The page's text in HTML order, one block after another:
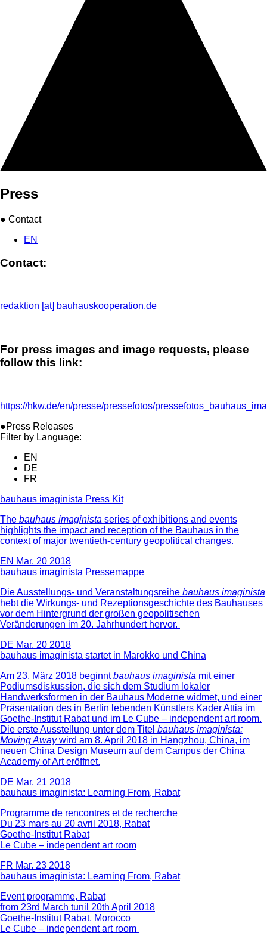
Press
● Contact
EN
Contact:
redaktion [​at​] bauhauskooperation.de
For press images and image requests, please
follow this link:
https://hkw.de/en/presse/pressefotos/
●Press Releases
Filter by Language:
EN
DE
FR
bauhaus imaginista Press Kit
The bauhaus imaginista series of exhibitions and events
highlights the impact and reception of the Bauhaus in the
context of major twentieth-century geopolitical changes.
EN Mar. 20 2018
bauhaus imaginista Pressemappe
Die Ausstellungs- und Veranstaltungsreihe bauhaus imaginista
hebt die Wirkungs- und Rezeptionsgeschichte des Bauhauses
vor dem Hintergrund der großen geopolitischen
Veränderungen im 20. Jahrhundert hervor.
DE Mar. 20 2018
bauhaus imaginista startet in Marokko und China
Am 23. März 2018 beginntbauhaus imaginista mit einer
Podiumsdiskussion, die sich dem Studium lokaler
Handwerksformen in der Bauhaus Moderne widmet, und einer
Präsentation des in Berlin lebenden Künstlers Kader Attia im
Goethe-Institut Rabat und im Le Cube – independent art room.
Die erste Ausstellung unter dem Titel bauhaus imaginista:
Moving Awaywird am 8. April 2018 in Hangzhou, China, im
neuen China Design Museum auf dem Campus der China
Academy of Art eröffnet.
DE Mar. 21 2018
bauhaus imaginista: Learning From, Rabat
Programme de rencontres et de recherche
Du 23 mars au 20 avril 2018, Rabat
Goethe-Institut Rabat
Le Cube – independent art room
FR Mar. 23 2018
bauhaus imaginista: Learning From, Rabat
Event programme, Rabat
from 23rd March tunil 20th April 2018
Goethe-Institut Rabat, Morocco
Le Cube – independent art room